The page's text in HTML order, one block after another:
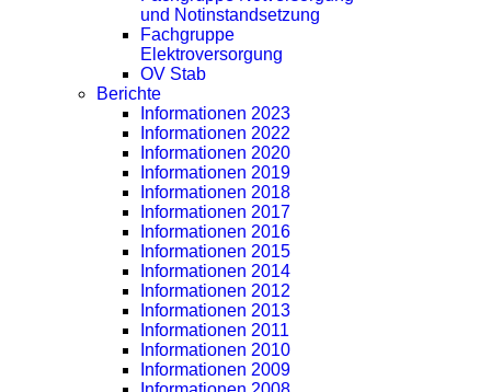
und Notinstandsetzung
Fachgruppe
Elektroversorgung
OV Stab
Berichte
Informationen 2023
Informationen 2022
Informationen 2020
Informationen 2019
Informationen 2018
Informationen 2017
Informationen 2016
Informationen 2015
Informationen 2014
Informationen 2012
Informationen 2013
Informationen 2011
Informationen 2010
Informationen 2009